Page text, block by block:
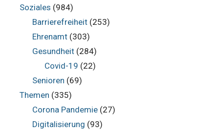
Soziales (984)
Barrierefreiheit(253)
Ehrenamt(303)
Gesundheit(284)
Covid-19 (22)
Senioren (69)
Themen (335)
Corona Pandemie(27)
Digitalisierung (93)